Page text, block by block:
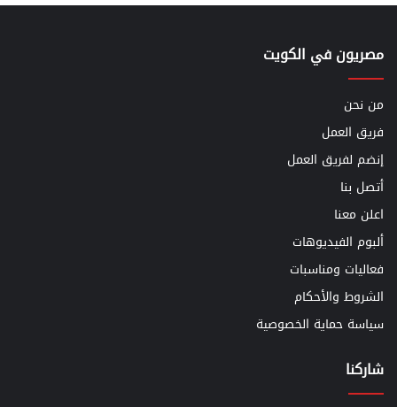
مصريون في الكويت
من نحن
فريق العمل
إنضم لفريق العمل
أتصل بنا
اعلن معنا
ألبوم الفيديوهات
فعاليات ومناسبات
الشروط والأحكام
سياسة حماية الخصوصية
شاركنا